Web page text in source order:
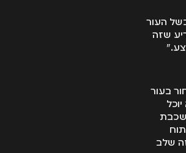
העור
שזה
בעור
שכבת
שלב